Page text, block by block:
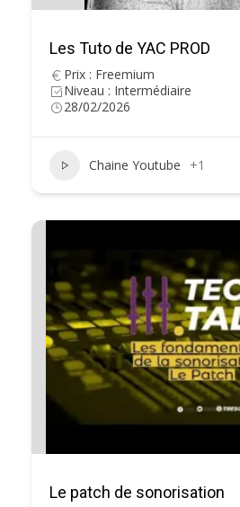
Les Tuto de YAC PROD
Prix : Freemium
Niveau : Intermédiaire
28/02/2026
Chaine Youtube +1
Le patch de sonorisation